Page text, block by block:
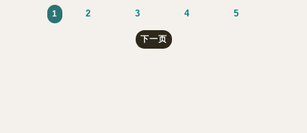
1 2 3 4 5
下一页